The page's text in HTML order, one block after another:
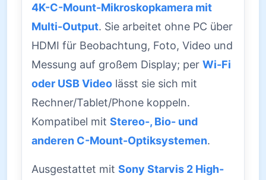
4K-C-Mount-Mikroskopkamera mit
Multi-Output. Sie arbeitet ohne PC über
HDMI für Beobachtung, Foto, Video und
Messung auf großem Display; per Wi-Fi
oder USB Video lässt sie sich mit
Rechner/Tablet/Phone koppeln.
Kompatibel mit Stereo-, Bio- und
anderen C-Mount-Optiksystemen.
Ausgestattet mit Sony Starvis 2 High-